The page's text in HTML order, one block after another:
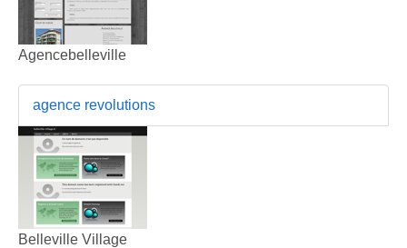
Agencebelleville
agence revolutions
Belleville Village